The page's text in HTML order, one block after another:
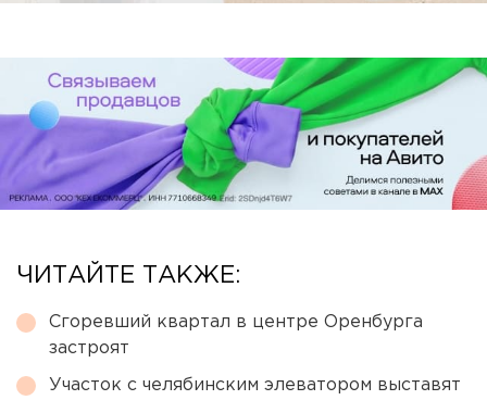
ЧИТАЙТЕ ТАКЖЕ:
Сгоревший квартал в центре Оренбурга
застроят
Участок с челябинским элеватором выставят